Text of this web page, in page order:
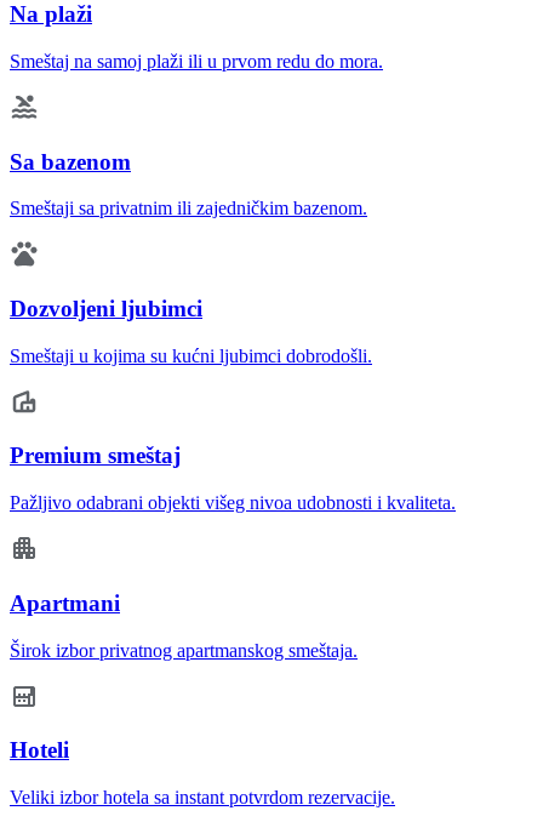
Na plaži
Smeštaj na samoj plaži ili u prvom redu do mora.
Sa bazenom
Smeštaji sa privatnim ili zajedničkim bazenom.
Dozvoljeni ljubimci
Smeštaji u kojima su kućni ljubimci dobrodošli.
Premium smeštaj
Pažljivo odabrani objekti višeg nivoa udobnosti i kvaliteta.
Apartmani
Širok izbor privatnog apartmanskog smeštaja.
Hoteli
Veliki izbor hotela sa instant potvrdom rezervacije.